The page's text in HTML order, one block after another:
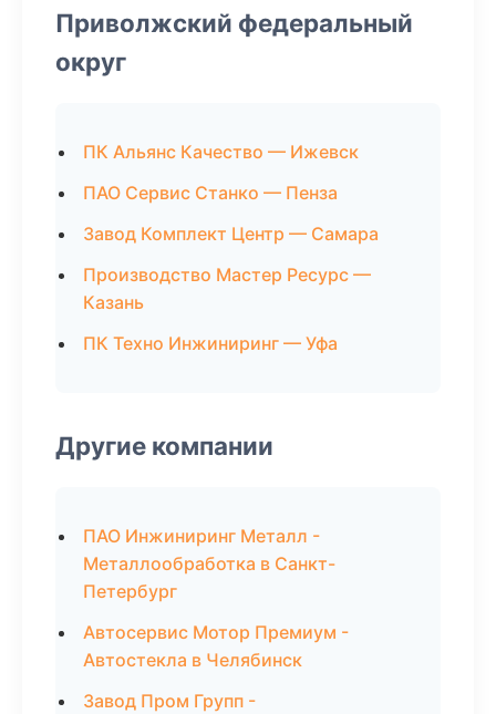
Приволжский федеральный
округ
ПК Альянс Качество — Ижевск
ПАО Сервис Станко — Пенза
Завод Комплект Центр — Самара
Производство Мастер Ресурс —
Казань
ПК Техно Инжиниринг — Уфа
Другие компании
ПАО Инжиниринг Металл -
Металлообработка в Санкт-
Петербург
Автосервис Мотор Премиум -
Автостекла в Челябинск
Завод Пром Групп -